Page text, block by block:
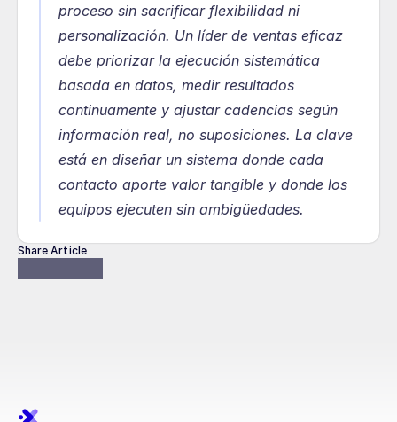
proceso sin sacrificar flexibilidad ni
personalización. Un líder de ventas eficaz
debe priorizar la ejecución sistemática
basada en datos, medir resultados
continuamente y ajustar cadencias según
información real, no suposiciones. La clave
está en diseñar un sistema donde cada
contacto aporte valor tangible y donde los
equipos ejecuten sin ambigüedades.
Share Article